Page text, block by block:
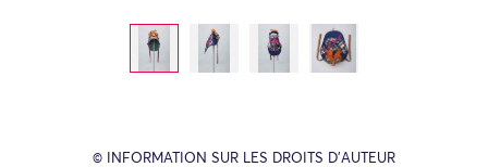
© INFORMATION SUR LES DROITS D’AUTEUR